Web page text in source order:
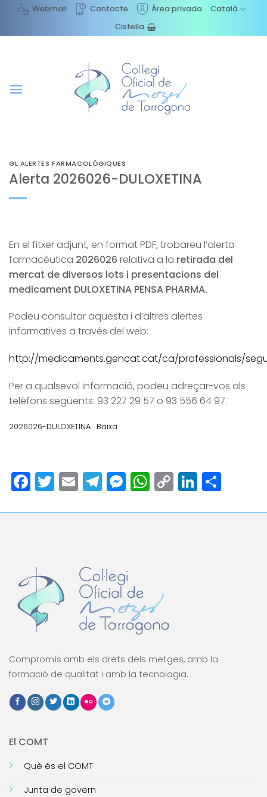
content
Webmail Contacte Àrea privada
Català
Cistella
GL ALERTES FARMACOLÒGIQUES
Alerta 2026026-DULOXETINA
En el fitxer adjunt, en format PDF, trobareu l’alerta
farmacèutica 2026026 relativa a la retirada del
mercat de diversos lots i presentacions del
medicament DULOXETINA PENSA PHARMA.
Podeu consultar aquesta i d’altres alertes
informatives a través del web:
http://medicaments.gencat.cat/ca/professionals/
Per a qualsevol informació, podeu adreçar-vos als
telèfons següents: 93 227 29 57 o 93 556 64 97.
2026026-DULOXETINA Baixa
Facebook
Twitter
EmailTelegram
Messenger
WhatsApp
Copy
Link
Compromís amb els drets dels metges, amb la
formació de qualitat i amb la tecnologia.
El COMT
Què és el COMT
Junta de govern